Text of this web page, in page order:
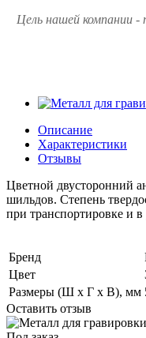
Цель нашей компании -
Описание
Характеристики
Отзывы
Цветной двусторонний
шильдов. Степень
при транспортировке и
Бренд
Цвет
Размеры (Ш x Г x В), мм
Оставить отзыв